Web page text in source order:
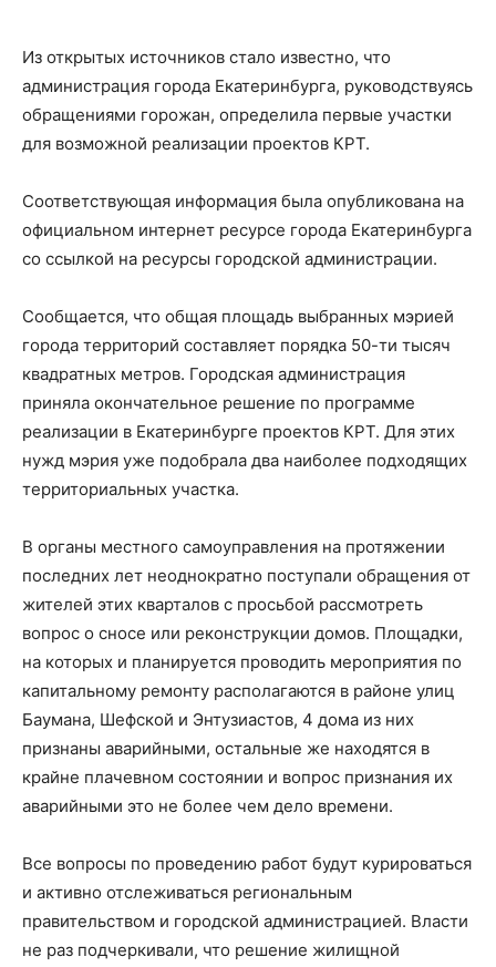
Из открытых источников стало известно, что
администрация города Екатеринбурга, руководствуясь
обращениями горожан, определила первые участки
для возможной реализации проектов КРТ.
Соответствующая информация была опубликована на
официальном интернет ресурсе города Екатеринбурга
со ссылкой на ресурсы городской администрации.
Сообщается, что общая площадь выбранных мэрией
города территорий составляет порядка 50-ти тысяч
квадратных метров. Городская администрация
приняла окончательное решение по программе
реализации в Екатеринбурге проектов КРТ. Для этих
нужд мэрия уже подобрала два наиболее подходящих
территориальных участка.
В органы местного самоуправления на протяжении
последних лет неоднократно поступали обращения от
жителей этих кварталов с просьбой рассмотреть
вопрос о сносе или реконструкции домов. Площадки,
на которых и планируется проводить мероприятия по
капитальному ремонту располагаются в районе улиц
Баумана, Шефской и Энтузиастов, 4 дома из них
признаны аварийными, остальные же находятся в
крайне плачевном состоянии и вопрос признания их
аварийными это не более чем дело времени.
Все вопросы по проведению работ будут курироваться
и активно отслеживаться региональным
правительством и городской администрацией. Власти
не раз подчеркивали, что решение жилищной